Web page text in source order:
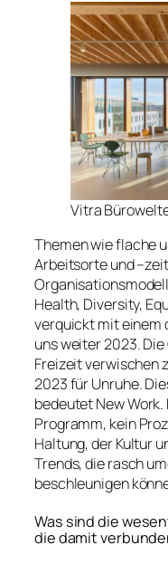
Vitra
Themen wie flache
Arbeitsorte und
Health, Diversity,
verquickt mit einem
uns weiter 2023.
Freizeit verwischen
2023 für Unruhe.
bedeutet New
Programm, kein
Haltung, der Kultur
Trends, die rasch
beschleunigen
Was sind die
die damit